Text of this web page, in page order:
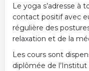
Le yoga s’adresse à
contact positif avec
régulière des
relaxation et de la
Les cours sont
diplômée de l’Institut